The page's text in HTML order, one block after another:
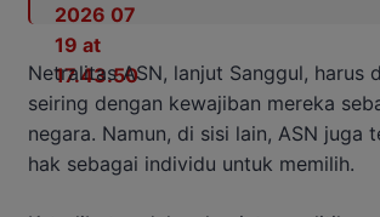
Netralitas ASN, lanjut Sanggul, harus
seiring dengan kewajiban mereka
negara. Namun, di sisi lain, ASN juga
hak sebagai individu untuk memilih.